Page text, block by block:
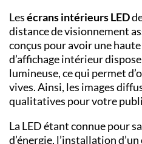
Lesécrans intérieursLED
distance de visionnement
conçus pour avoir une haute
d’affichage intérieur
lumineuse, ce qui permet
vives. Ainsi, les images
qualitatives pour votre
La LED étant connue pour
d’énergie, l’installation d’un